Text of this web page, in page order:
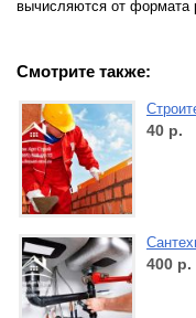
вычисляются от формата
Смотрите также:
40 р.
400 р.